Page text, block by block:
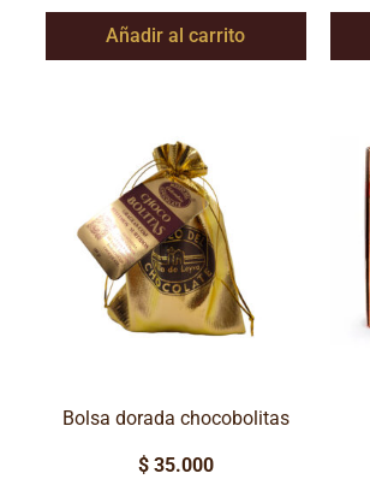
Añadir al carrito
Bolsa dorada chocobolitas
$35.000